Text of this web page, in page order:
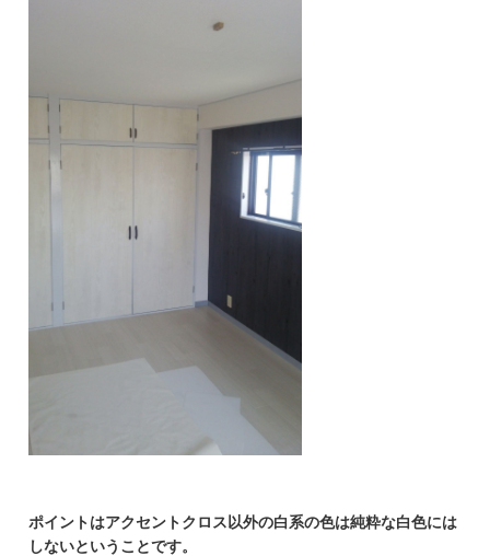
ポイントはアクセントクロス以外の白系の色は純粋な白色には
しないということです。